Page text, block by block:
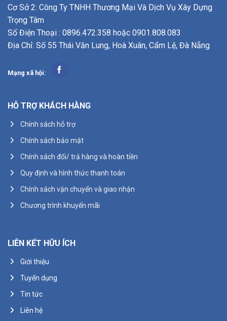
Cơ Sở 2: Công Ty TNHH Thương Mại Và Dịch Vụ Xây Dựng
Trọng Tâm
Số Điện Thoại : 0896.472.358 hoặc 0901.808.083
Địa Chỉ: Số 55 Thái Văn Lung, Hoà Xuân, Cẩm Lệ, Đà Nẵng
Mạng xã hội:
HỖ TRỢ KHÁCH HÀNG
Chính sách hỗ trợ
Chính sách bảo mật
Chính sách đổi/ trả hàng và hoàn tiền
Quy định và hình thức thanh toán
Chính sách vận chuyển và giao nhận
Chương trình khuyến mãi
LIÊN KẾT HỮU ÍCH
Giới thiệu
Tuyển dụng
Tin tức
Liên hệ